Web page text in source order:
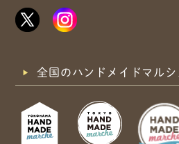
全国のハンドメイドマルシ